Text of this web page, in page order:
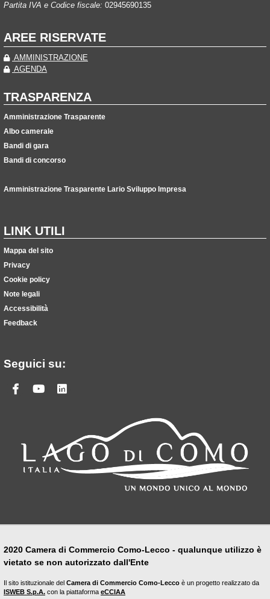
Partita IVA e Codice fiscale: 02945690135
AREE RISERVATE
AMMINISTRAZIONE
AGENDA
TRASPARENZA
Amministrazione Trasparente
Albo camerale
Bandi di gara
Bandi di concorso
Amministrazione Trasparente Lario Sviluppo Impresa
LINK UTILI
Mappa del sito
Privacy
Cookie policy
Note legali
Accessibilità
Feedback
Seguici su:
Facebook
Youtube
2020 Camera di Commercio Como-Lecco - qualunque utilizzo è
vietato se non autorizzato dall'Ente
Il sito istituzionale del Camera di Commercio Como-Lecco è un progetto realizzato da
ISWEB S.p.A. con la piattaforma eCCIAA